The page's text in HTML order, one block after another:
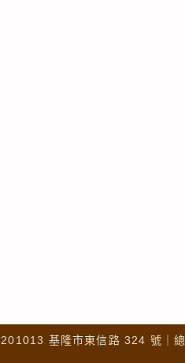
基隆市東信路 324 號